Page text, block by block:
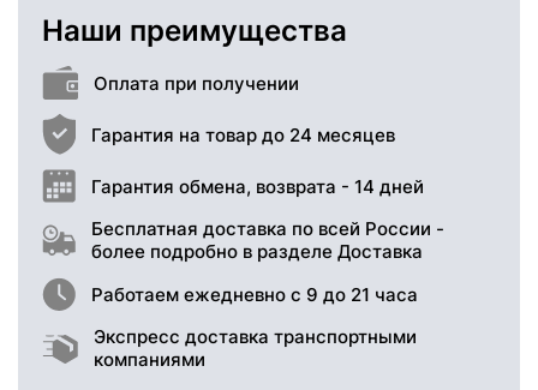
Наши преимущества
Оплата при получении
Гарантия на товар до 24 месяцев
Гарантия обмена, возврата - 14 дней
Бесплатная доставка по всей России -
более подробно в разделе Доставка
Работаем ежедневно с 9 до 21 часа
Экспресс доставка транспортными
компаниями